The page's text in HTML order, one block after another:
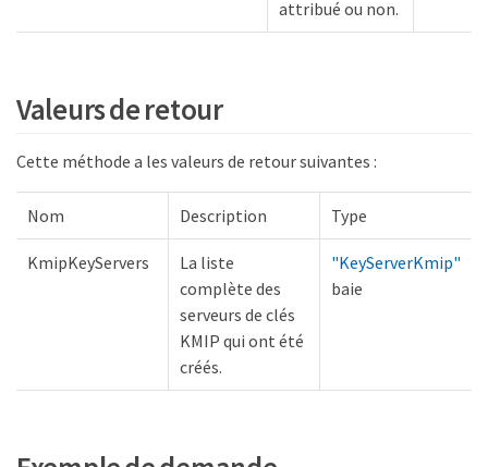
attribué ou non.
Valeurs de retour
Cette méthode a les valeurs de retour suivantes :
Nom Description Type
KmipKeyServers
La liste
complète des
serveurs de clés
KMIP qui ont été
créés.
"KeyServerKmip"
baie